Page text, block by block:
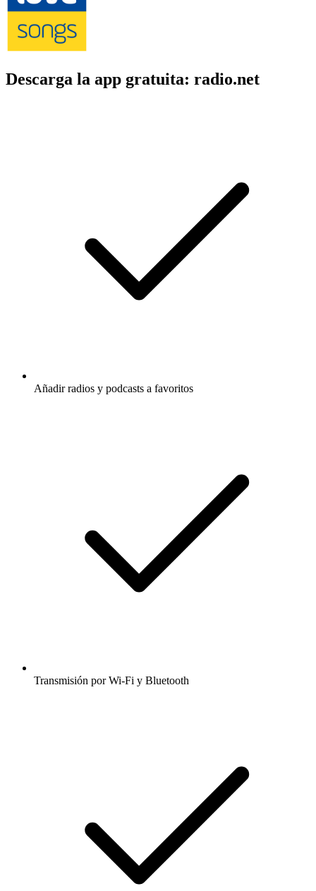
Descarga la app gratuita: radio.net
Añadir radios y podcasts a favoritos
Transmisión por Wi-Fi y Bluetooth